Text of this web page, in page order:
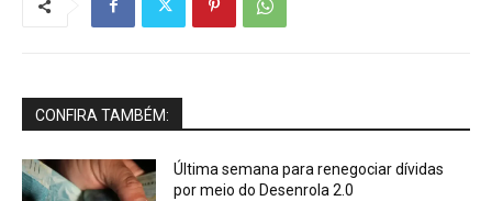
CONFIRA TAMBÉM:
Última semana para renegociar dívidas
por meio do Desenrola 2.0